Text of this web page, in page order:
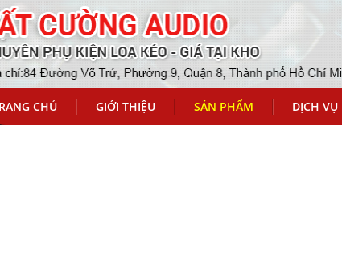
CHỦ GIỚI THIỆU SẢN PHẨM DỊCH VỤ